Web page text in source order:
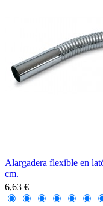
Alargadera flexible en
cm.
6,63 €